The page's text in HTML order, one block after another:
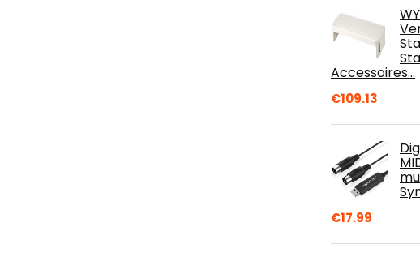
Accessoires…
€109.13
€17.99